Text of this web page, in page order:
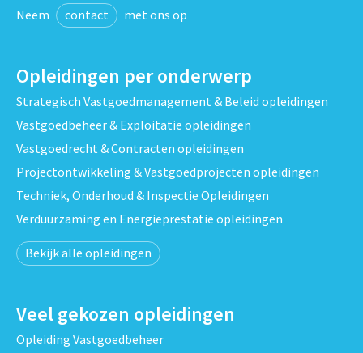
Neem contact met ons op
Opleidingen per onderwerp
Strategisch Vastgoedmanagement & Beleid opleidingen
Vastgoedbeheer & Exploitatie opleidingen
Vastgoedrecht & Contracten opleidingen
Projectontwikkeling & Vastgoedprojecten opleidingen
Techniek, Onderhoud & Inspectie Opleidingen
Verduurzaming en Energieprestatie opleidingen
Bekijk alle opleidingen
Veel gekozen opleidingen
Opleiding Vastgoedbeheer